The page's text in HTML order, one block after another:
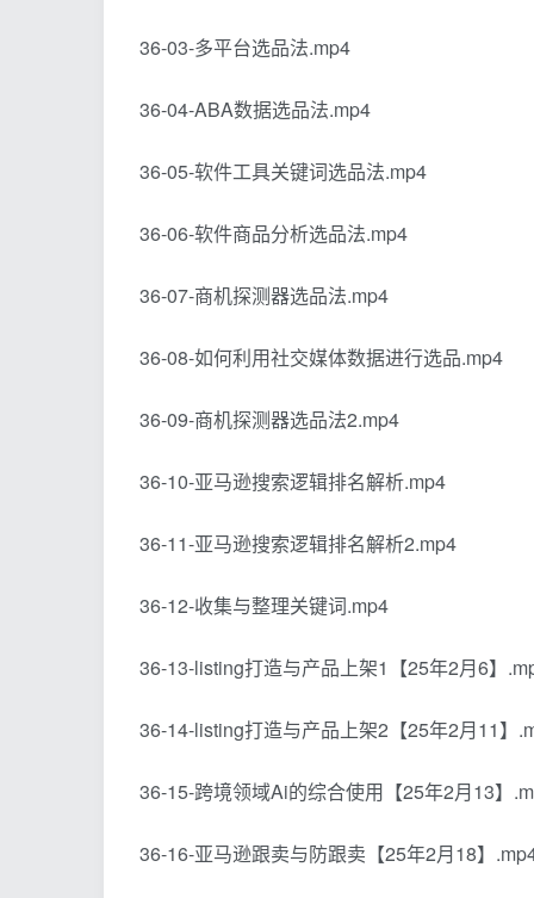
36-03-多平台选品法.mp4
36-04-ABA数据选品法.mp4
36-05-软件工具关键词选品法.mp4
36-06-软件商品分析选品法.mp4
36-07-商机探测器选品法.mp4
36-08-如何利用社交媒体数据进行选品.mp4
36-09-商机探测器选品法2.mp4
36-10-亚马逊搜索逻辑排名解析.mp4
36-11-亚马逊搜索逻辑排名解析2.mp4
36-12-收集与整理关键词.mp4
36-13-listing打造与产品上架1【25年2月6】
36-14-listing打造与产品上架2【25年2月11】
36-15-跨境领域Ai的综合使用【25年2月13】
36-16-亚马逊跟卖与防跟卖【25年2月18】